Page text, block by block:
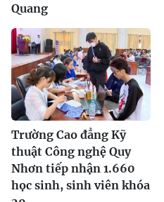
Quang
Trường Cao đẳng Kỹ
thuật Công nghệ Quy
Nhơn tiếp nhận 1.660
học sinh, sinh viên khóa